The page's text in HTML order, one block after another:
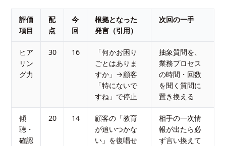
評価
項目
配
点
今
回
根拠となった
発言（引用）
次回の一手
ヒア
リン
グ力
30 16
「何かお困り
ごとはありま
すか」→顧客
「特にないで
すね」で停止
抽象質問を、
業務プロセス
の時間・回数
を聞く質問に
置き換える
傾
聴・
確認
20 14
顧客の「教育
が追いつかな
い」を復唱せ
相手の一次情
報が出たら必
ず言い換えて